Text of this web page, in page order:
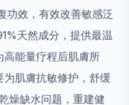
功效，有效改善敏感泛
天然成分，提供最温
高能量疗程后肌膚所
为肌膚抗敏修护，舒缓
燥缺水问题，重建健